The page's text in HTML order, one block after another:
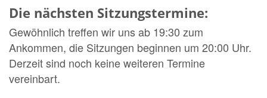
Die nächsten Sitzungstermine:
Gewöhnlich treffen wir uns ab 19:30 zum
Ankommen, die Sitzungen beginnen um 20:00 Uhr.
Derzeit sind noch keine weiteren Termine
vereinbart.